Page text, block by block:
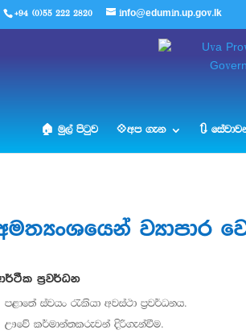
+94 (0)55 222 2820 info@edumin.up.gov.lk
🏠 මුල් පිටුව 💠අප ගැන 🔃
ව්‍යාපාර
ප්‍රවර්ධන
පළාතේ ස්වයං රැකියා අවස්ථා ප්‍රවර්ධනය.
ඌවේ කර්මාන්තකරුවන් දිරිගැන්වීම.